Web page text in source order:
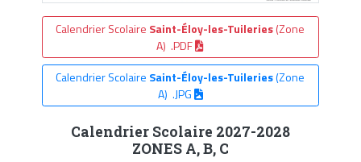
Calendrier Scolaire Saint-Éloy-les-Tuileries(Zone
A) .PDF
Calendrier Scolaire Saint-Éloy-les-Tuileries(Zone
A) .JPG
Calendrier Scolaire 2027-2028
ZONES A, B, C